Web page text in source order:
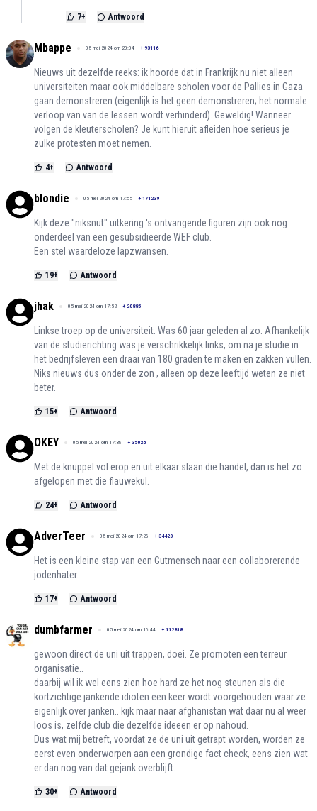
7+ Antwoord
Mbappe 05 mei 2024 om 20:04 + 93116
Nieuws uit dezelfde reeks: ik hoorde dat in Frankrijk nu niet alleen
universiteiten maar ook middelbare scholen voor de Pallies in Gaza
gaan demonstreren (eigenlijk is het geen demonstreren; het normale
verloop van van de lessen wordt verhinderd). Geweldig! Wanneer
volgen de kleuterscholen? Je kunt hieruit afleiden hoe serieus je
zulke protesten moet nemen.
4+ Antwoord
blondie 05 mei 2024 om 17:55 + 171239
Kijk deze "niksnut" uitkering 's ontvangende figuren zijn ook nog
onderdeel van een gesubsidieerde WEF club.
Een stel waardeloze lapzwansen.
19+ Antwoord
jhak 05 mei 2024 om 17:52 + 20885
Linkse troep op de universiteit. Was 60 jaar geleden al zo. Afhankelijk
van de studierichting was je verschrikkelijk links, om na je studie in
het bedrijfsleven een draai van 180 graden te maken en zakken vullen.
Niks nieuws dus onder de zon , alleen op deze leeftijd weten ze niet
beter.
15+ Antwoord
OKEY 05 mei 2024 om 17:38 + 35026
Met de knuppel vol erop en uit elkaar slaan die handel, dan is het zo
afgelopen met die flauwekul.
24+ Antwoord
AdverTeer 05 mei 2024 om 17:28 + 34420
Het is een kleine stap van een Gutmensch naar een collaborerende
jodenhater.
17+ Antwoord
dumbfarmer 05 mei 2024 om 16:44 + 112818
gewoon direct de uni uit trappen, doei. Ze promoten een terreur
organisatie..
daarbij wil ik wel eens zien hoe hard ze het nog steunen als die
kortzichtige jankende idioten een keer wordt voorgehouden waar ze
eigenlijk over janken.. kijk maar naar afghanistan wat daar nu al weer
loos is, zelfde club die dezelfde ideeen er op nahoud.
Dus wat mij betreft, voordat ze de uni uit getrapt worden, worden ze
eerst even onderworpen aan een grondige fact check, eens zien wat
er dan nog van dat gejank overblijft.
30+ Antwoord